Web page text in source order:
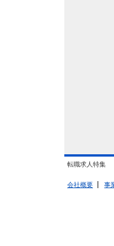
転職求人特集
会社概要
事